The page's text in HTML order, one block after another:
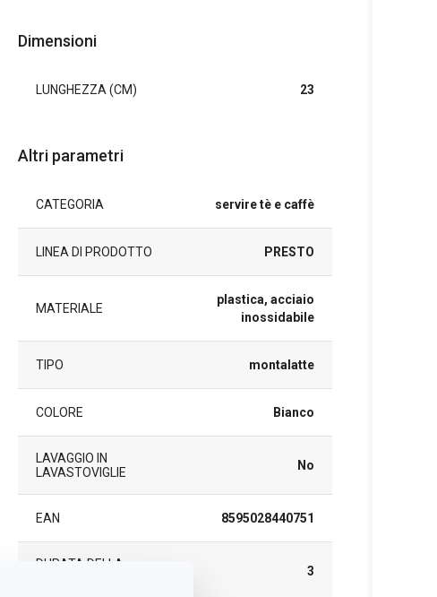
Dimensioni
LUNGHEZZA (CM) 23
Altri parametri
CATEGORIA servire tè e caffè
LINEA DI PRODOTTO PRESTO
MATERIALE
plastica, acciaio
inossidabile
TIPO montalatte
COLORE Bianco
LAVAGGIO IN
LAVASTOVIGLIE
No
EAN 8595028440751
DURATA DELLA
3